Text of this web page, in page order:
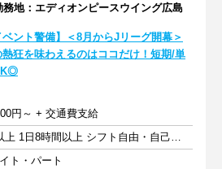
地：エディオンピースウイング広島
ベント警備】＜8月からJリーグ開幕＞
熱狂を味わえるのはココだけ！短期/単
円～ + 交通費支給
週1日以上 1日8時間以上 シフト自由・自己申告
ト・パート